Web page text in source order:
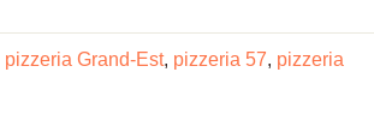
pizzeria Grand-Est, pizzeria 57, pizzeria